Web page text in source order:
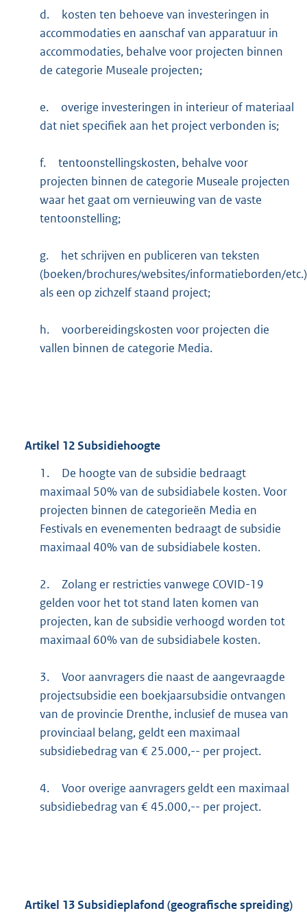
d.
kosten ten behoeve van investeringen in
accommodaties en aanschaf van apparatuur in
accommodaties, behalve voor projecten binnen
de categorie Museale projecten;
e.
overige investeringen in interieur of materiaal
dat niet specifiek aan het project verbonden is;
f.
tentoonstellingskosten, behalve voor
projecten binnen de categorie Museale projecten
waar het gaat om vernieuwing van de vaste
tentoonstelling;
g.
het schrijven en publiceren van teksten
(boeken/brochures/websites/informatieborden/etc.)
als een op zichzelf staand project;
h.
voorbereidingskosten voor projecten die
vallen binnen de categorie Media.
Artikel 12Subsidiehoogte
1.
De hoogte van de subsidie bedraagt
maximaal 50% van de subsidiabele kosten. Voor
projecten binnen de categorieën Media en
Festivals en evenementen bedraagt de subsidie
maximaal 40% van de subsidiabele kosten.
2.
Zolang er restricties vanwege COVID-19
gelden voor het tot stand laten komen van
projecten, kan de subsidie verhoogd worden tot
maximaal 60% van de subsidiabele kosten.
3.
Voor aanvragers die naast de aangevraagde
projectsubsidie een boekjaarsubsidie ontvangen
van de provincie Drenthe, inclusief de musea van
provinciaal belang, geldt een maximaal
subsidiebedrag van € 25.000,-- per project.
4.
Voor overige aanvragers geldt een maximaal
subsidiebedrag van € 45.000,-- per project.
Artikel 13Subsidieplafond (geografische spreiding)